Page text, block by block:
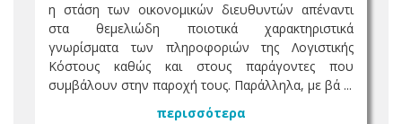
η στάση των οικονομικών διευθυντών απέναντι
στα θεμελιώδη ποιοτικά χαρακτηριστικά
γνωρίσματα των πληροφοριών της Λογιστικής
Κόστους καθώς και στους παράγοντες που
συμβάλουν στην παροχή τους. Παράλληλα, με βά ...
περισσότερα